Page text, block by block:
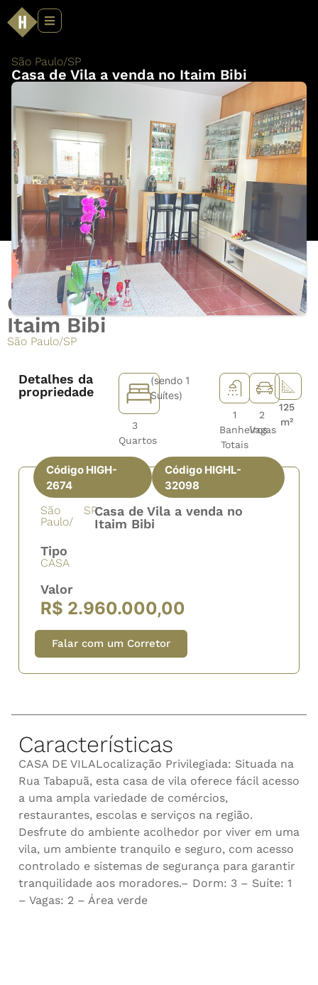
São Paulo/SP
Casa de Vila a venda no Itaim Bibi
Casa de Vila a venda no
Itaim Bibi
São Paulo/SP
Detalhes da
propriedade
3
Quartos
(sendo 1
Suítes)
1
Banheiros
Totais
2
Vagas
125
m²
Código HIGH-
2674
Código HIGHL-
32098
São
Paulo/
SPCasa de Vila a venda no
Itaim Bibi
Tipo
CASA
Valor
R$ 2.960.000,00
Falar com um Corretor
Características
CASA DE VILALocalização Privilegiada: Situada na
Rua Tabapuã, esta casa de vila oferece fácil acesso
a uma ampla variedade de comércios,
restaurantes, escolas e serviços na região.
Desfrute do ambiente acolhedor por viver em uma
vila, um ambiente tranquilo e seguro, com acesso
controlado e sistemas de segurança para garantir
tranquilidade aos moradores.– Dorm: 3 – Suíte: 1
– Vagas: 2 – Área verde